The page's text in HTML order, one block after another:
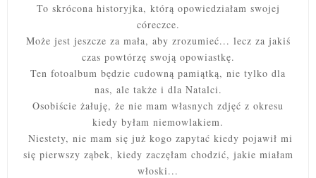
To skrócona historyjka, którą opowiedziałam swojej
córeczce.
Może jest jeszcze za mała, aby zrozumieć... lecz za jakiś
czas powtórzę swoją opowiastkę.
Ten fotoalbum będzie cudowną pamiątką, nie tylko dla
nas, ale także i dla Natalci.
Osobiście żałuję, że nie mam własnych zdjęć z okresu
kiedy byłam niemowlakiem.
Niestety, nie mam się już kogo zapytać kiedy pojawił mi
się pierwszy ząbek, kiedy zaczęłam chodzić, jakie miałam
włoski...